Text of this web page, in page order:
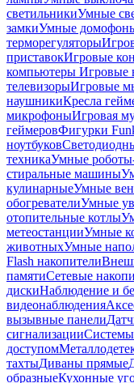
светильникиУмные
замкиУмные
терморегуляторы
приставокИгровые
компьютеры Игровые
телевизорыИгровые
наушникиКресла
микрофоныИгровая
геймеровФигурки
ноутбуков
техникаУмные
стиральные машины
кулинарныеУмные
обогревателиУмные
отопительные котлы
метеостанцииУмные
животныхУмные
Flash накопители
памятиСетевые
дискиНаблюдение и
видеонаблюдения
вызывные панели
сигнализацииСистемы
доступом
тахтыДиваны прямые
образныеКухонные